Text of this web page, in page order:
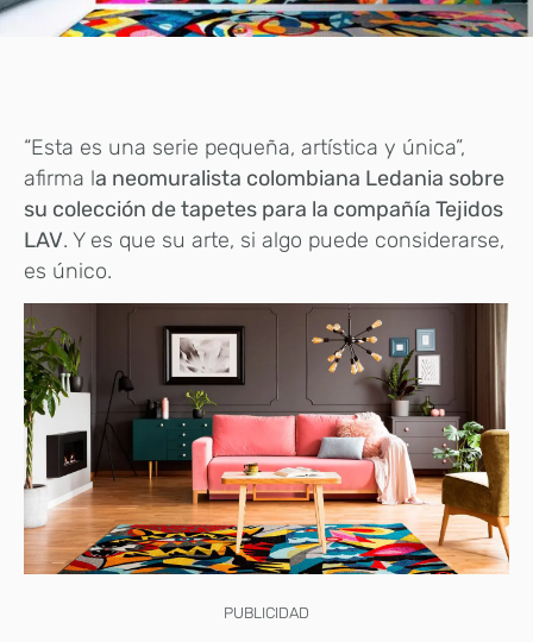
“Esta es una serie pequeña, artística y única”,
afirma la neomuralista colombiana Ledania sobre
su colección de tapetes para la compañía Tejidos
LAV. Y es que su arte, si algo puede considerarse,
es único.
PUBLICIDAD